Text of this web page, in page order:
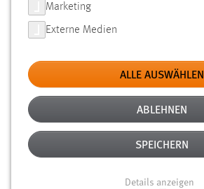
FILTER
Typ
Erstellungsdatum
Alter
Marketing
Externe Medien
ALLE AUSWÄHLEN
ABLEHNEN
SPEICHERN
Details anzeigen